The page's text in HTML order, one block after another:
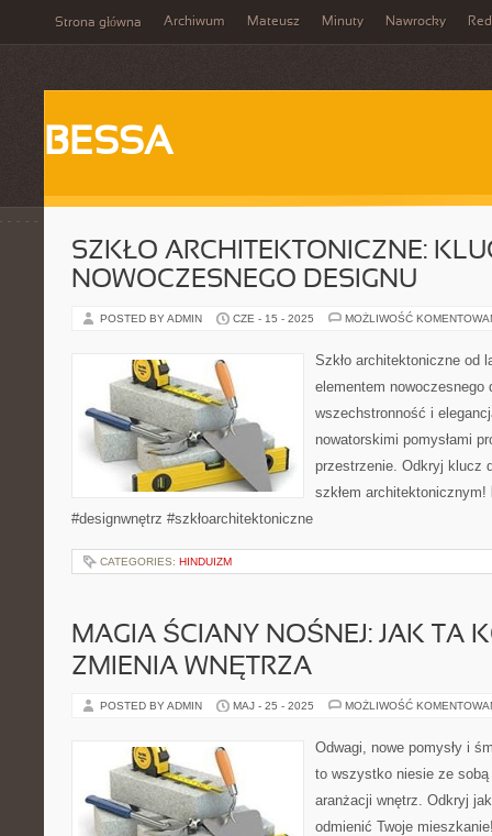
Strona główna Archiwum Mateusz Minuty Nawrocky
BESSA
SZKŁO ARCHITEKTONICZNE:
NOWOCZESNEGO DESIGNU
POSTED BY ADMIN CZE - 15 - 2025 MOŻLIWOŚĆ
Szkło architektoniczne od
elementem nowoczesnego
wszechstronność i
nowatorskimi pomysłami
przestrzenie. Odkryj klucz
szkłem architektonicznym!
#designwnętrz #szkłoarchitektoniczne
CATEGORIES: HINDUIZM
MAGIA ŚCIANY NOŚNEJ: JAK TA
ZMIENIA WNĘTRZA
POSTED BY ADMIN MAJ - 25 - 2025 MOŻLIWOŚĆ
Odwagi, nowe pomysły i
to wszystko niesie ze
aranżacji wnętrz. Odkryj
odmienić Twoje